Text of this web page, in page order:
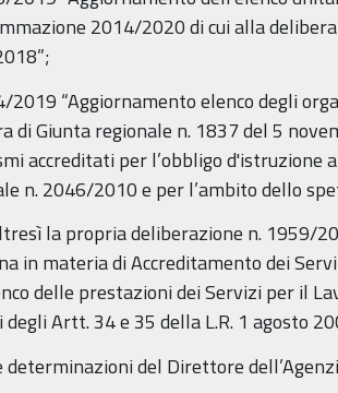
2014/2020 di cui alla
2019 “Aggiornamento elenco degli
di Giunta regionale n. 1837 del 5
accreditati per l’obbligo d'istruzione
n. 2046/2010 e per l’ambito dello
la propria deliberazione n. 1959/
in materia di Accreditamento dei
delle prestazioni dei Servizi per il
degli Artt. 34 e 35 della L.R. 1 agosto
determinazioni del Direttore